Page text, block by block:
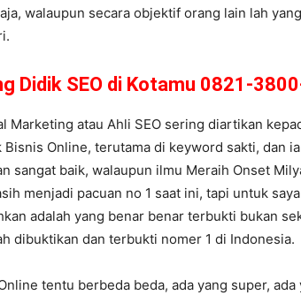
walaupun secara objektif orang lain lah
Didik SEO di Kotamu 0821-
Marketing atau Ahli SEO sering diartikan
Bisnis Online, terutama di keyword sakti, dan
sangat baik, walaupun ilmu Meraih Onset
menjadi pacuan no 1 saat ini, tapi untuk
adalah yang benar benar terbukti bukan
dibuktikan dan terbukti nomer 1 di Indonesia.
tentu berbeda beda, ada yang super,